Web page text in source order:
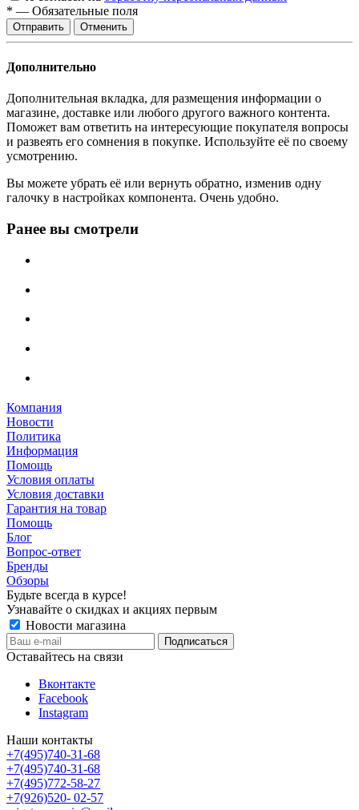
* — Обязательные поля
Отменить
Дополнительно
Дополнительная вкладка, для размещения информации о
магазине, доставке или любого другого важного контента.
Поможет вам ответить на интересующие покупателя вопросы
и развеять его сомнения в покупке. Используйте её по своему
усмотрению.
Вы можете убрать её или вернуть обратно, изменив одну
галочку в настройках компонента. Очень удобно.
Ранее вы смотрели
Компания
Новости
Политика
Информация
Помощь
Условия оплаты
Условия доставки
Гарантия на товар
Помощь
Блог
Вопрос-ответ
Бренды
Обзоры
Будьте всегда в курсе!
Узнавайте о скидках и акциях первым
Новости магазина
Оставайтесь на связи
Вконтакте
Facebook
Instagram
Наши контакты
+7(495)740-31-68
+7(495)740-31-68
+7(495)772-58-27
+7(926)520- 02-57